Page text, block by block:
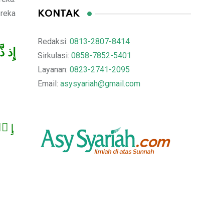
إِذ
KONTAK
Redaksi: 0813-2807-8414
Sirkulasi: 0858-7852-5401
Layanan: 0823-2741-2095
Email: asysyariah@gmail.com